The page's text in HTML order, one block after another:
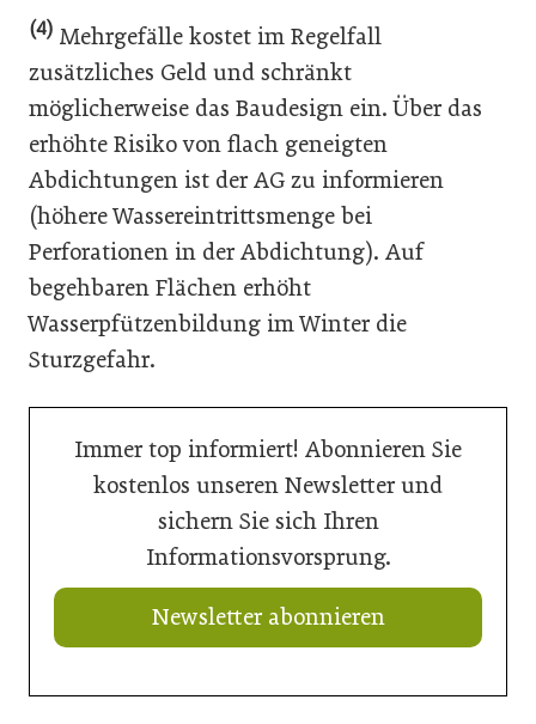
(4) Mehrgefälle kostet im Regelfall
zusätzliches Geld und schränkt
möglicherweise das Baudesign ein. Über das
erhöhte Risiko von flach geneigten
Abdichtungen ist der AG zu informieren
(höhere Wassereintrittsmenge bei
Perforationen in der Abdichtung). Auf
begehbaren Flächen erhöht
Wasserpfützenbildung im Winter die
Sturzgefahr.
Immer top informiert! Abonnieren Sie
kostenlos unseren Newsletter und
sichern Sie sich Ihren
Informationsvorsprung.
Newsletter abonnieren